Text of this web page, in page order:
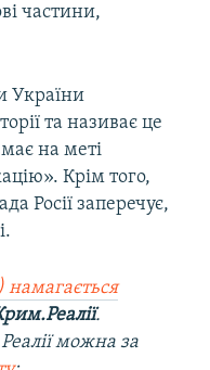
частини,
України
та називає це
на меті
Крім того,
Росії заперечує,
.
можна за